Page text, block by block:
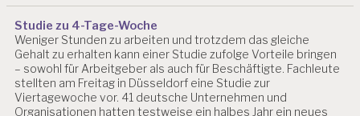
T
R.
C
H
R
IS
Studie zu 4-Tage-Woche
Weniger Stunden zu arbeiten und trotzdem das gleiche
Gehalt zu erhalten kann einer Studie zufolge Vorteile bringen
– sowohl für Arbeitgeber als auch für Beschäftigte. Fachleute
stellten am Freitag in Düsseldorf eine Studie zur
Viertagewoche vor. 41 deutsche Unternehmen und
Organisationen hatten testweise ein halbes Jahr ein neues